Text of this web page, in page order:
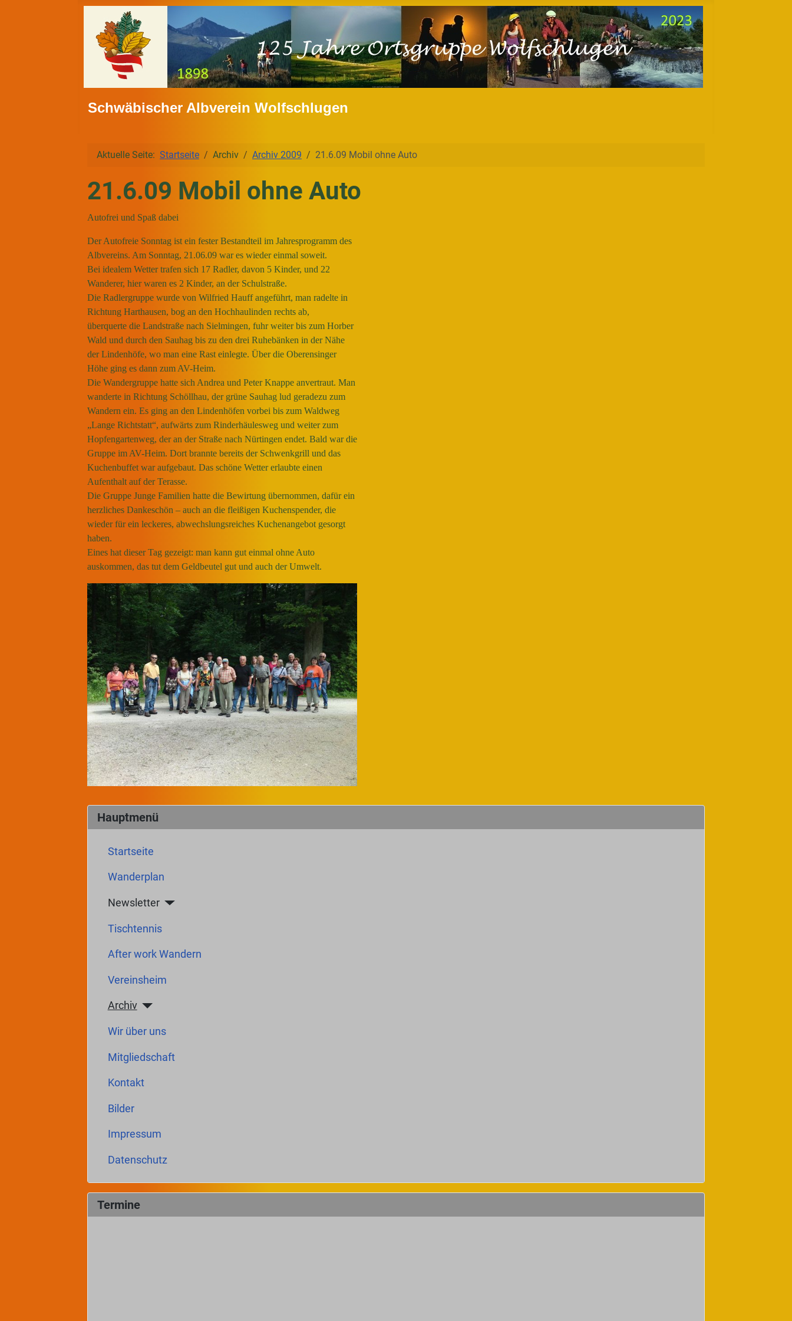
Schwäbischer Albverein Wolfschlugen
Hauptmenü
Startseite
Wanderplan
Newsletter
Tischtennis
After work Wandern
Vereinsheim
Archiv
Wir über uns
Mitgliedschaft
Kontakt
Bilder
Impressum
Datenschutz
Termine
Aktuelle Seite: Startseite Archiv Archiv 2009 21.6.09 Mobil ohne Auto
21.6.09 Mobil ohne Auto
Autofrei und Spaß dabei
Der Autofreie Sonntag ist ein fester Bestandteil im Jahresprogramm des
Albvereins. Am Sonntag, 21.06.09 war es wieder einmal soweit.
Bei idealem Wetter trafen sich 17 Radler, davon 5 Kinder, und 22
Wanderer, hier waren es 2 Kinder, an der Schulstraße.
Die Radlergruppe wurde von Wilfried Hauff angeführt, man radelte in
Richtung Harthausen, bog an den Hochhaulinden rechts ab,
überquerte die Landstraße nach Sielmingen, fuhr weiter bis zum Horber
Wald und durch den Sauhag bis zu den drei Ruhebänken in der Nähe
der Lindenhöfe, wo man eine Rast einlegte. Über die Oberensinger
Höhe ging es dann zum AV-Heim.
Die Wandergruppe hatte sich Andrea und Peter Knappe anvertraut. Man
wanderte in Richtung Schöllhau, der grüne Sauhag lud geradezu zum
Wandern ein. Es ging an den Lindenhöfen vorbei bis zum Waldweg
„Lange Richtstatt“, aufwärts zum Rinderhäulesweg und weiter zum
Hopfengartenweg, der an der Straße nach Nürtingen endet. Bald war die
Gruppe im AV-Heim. Dort brannte bereits der Schwenkgrill und das
Kuchenbuffet war aufgebaut. Das schöne Wetter erlaubte einen
Aufenthalt auf der Terasse.
Die Gruppe Junge Familien hatte die Bewirtung übernommen, dafür ein
herzliches Dankeschön – auch an die fleißigen Kuchenspender, die
wieder für ein leckeres, abwechslungsreiches Kuchenangebot gesorgt
haben.
Eines hat dieser Tag gezeigt: man kann gut einmal ohne Auto
auskommen, das tut dem Geldbeutel gut und auch der Umwelt.